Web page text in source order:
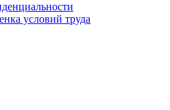
условий труда